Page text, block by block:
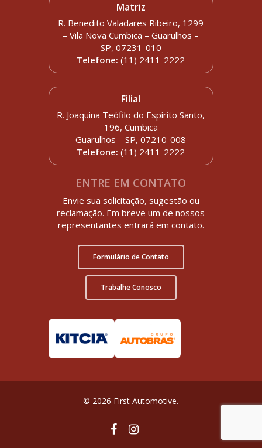
Matriz
R. Benedito Valadares Ribeiro, 1299
– Vila Nova Cumbica – Guarulhos –
SP, 07231-010
Telefone:(11) 2411-2222
Filial
R. Joaquina Teófilo do Espírito Santo,
196, Cumbica
Guarulhos – SP, 07210-008
Telefone: (11) 2411-2222
ENTRE EM CONTATO
Envie sua solicitação, sugestão ou
reclamação. Em breve um de nossos
representantes entrará em contato.
Formulário de Contato
Trabalhe Conosco
© 2026 First Automotive.
facebookinstagram